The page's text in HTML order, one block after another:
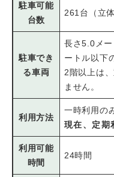
駐車可能
台数
261台（立
駐車でき
る車両
長さ5.0メ
ートル以下
2階以上は
ません。
利用方法
一時利用の
現在、定期
利用可能
時間
24時間